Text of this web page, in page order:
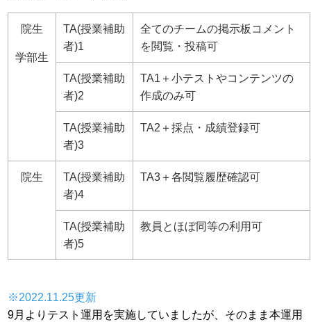
院生
学部生
TA(授業補助
者)1
全てのチームの掲示板コメント
を閲覧・投稿可
TA(授業補助
者)2
TA1＋小テストやコンテンツの
作成のみ可
TA(授業補助
者)3
TA2＋採点・成績登録可
院生
TA(授業補助
者)4
TA3＋各閲覧履歴確認可
TA(授業補助
者)5
教員とほぼ同等の利用可
※2022.11.25更新
9月よりテスト運用を実施していましたが、そのまま本運用